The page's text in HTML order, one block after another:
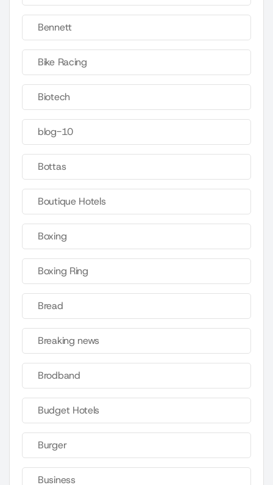
Bennett
Bike Racing
Biotech
blog-10
Bottas
Boutique Hotels
Boxing
Boxing Ring
Bread
Breaking news
Brodband
Budget Hotels
Burger
Business